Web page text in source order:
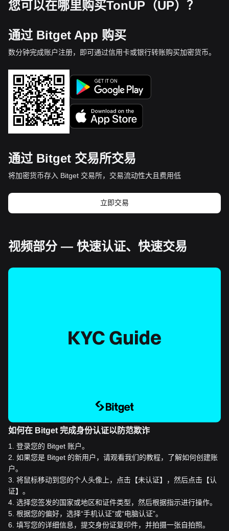
您可以在哪里购买TonUP（UP）？
通过 Bitget App 购买
数分钟完成账户注册，即可通过信用卡或银行转账购买加密货币。
通过 Bitget 交易所交易
将加密货币存入 Bitget 交易所，交易流动性大且费用低
立即交易
视频部分 — 快速认证、快速交易
如何在 Bitget 完成身份认证以防范欺诈
1
登录您的 Bitget 账户。
2 如果您是 Bitget 的新用户，请观看我们的教程，了解如何创建账
户。
3 将鼠标移动到您的个人头像上，点击【未认证】，然后点击【认
证】。
4 选择您签发的国家或地区和证件类型，然后根据指示进行操作。
5 根据您的偏好，选择“手机认证”或“电脑认证”。
6 填写您的详细信息，提交身份证复印件，并拍摄一张自拍照。